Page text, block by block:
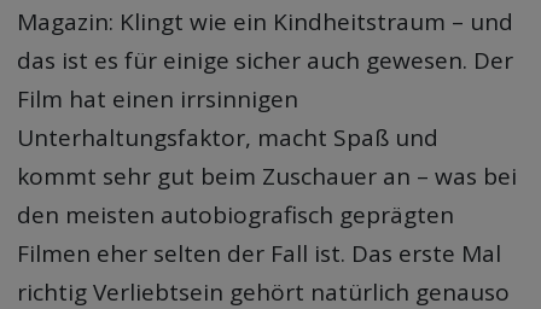
Magazin: Klingt wie ein Kindheitstraum – und
das ist es für einige sicher auch gewesen. Der
Film hat einen irrsinnigen
Unterhaltungsfaktor, macht Spaß und
kommt sehr gut beim Zuschauer an – was bei
den meisten autobiografisch geprägten
Filmen eher selten der Fall ist. Das erste Mal
richtig Verliebtsein gehört natürlich genauso